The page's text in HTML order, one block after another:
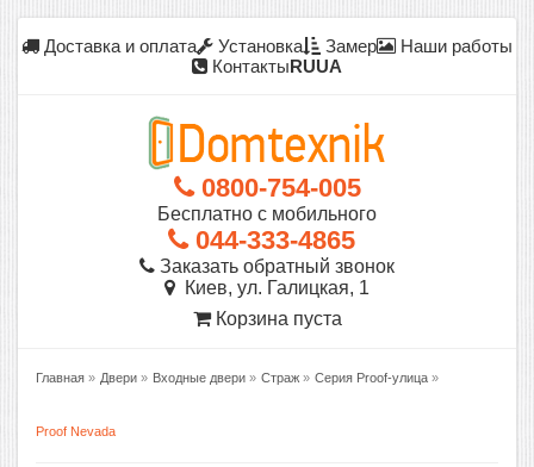
Доставка и оплата Установка Замер
Наши работы
КонтактыRUUA
0800-754-005
Бесплатно с мобильного
044-333-4865
Заказать обратный звонок
Киев, ул. Галицкая, 1
Корзина пуста
Главная » Двери » Входные двери » Страж » Серия Proof-улица »
Proof Nevada